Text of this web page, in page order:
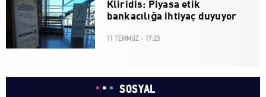
Kliridis: Piyasa etik
bankacılığa ihtiyaç duyuyor
11 TEMMUZ - 17:23
SOSYAL